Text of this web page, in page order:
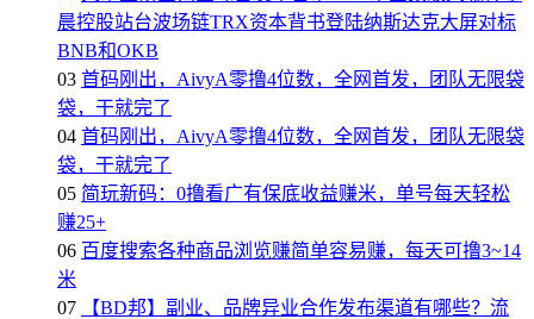
晨控股站台波场链TRX资本背书登陆纳斯达克大屏对标
BNB和OKB
03 首码刚出，AivyA零撸4位数，全网首发，团队无限袋
袋，干就完了
04 首码刚出，AivyA零撸4位数，全网首发，团队无限袋
袋，干就完了
05 简玩新码：0撸看广有保底收益赚米，单号每天轻松
赚25+
06 百度搜索各种商品浏览赚简单容易赚，每天可撸3~14
米
07
【BD邦】副业、品牌异业合作发布渠道有哪些？流